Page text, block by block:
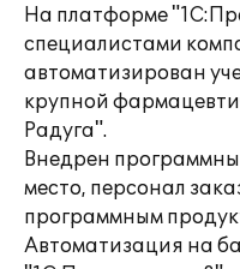
На платформе
специалистами
автоматизирован
крупной
Радуга".
Внедрен
место, персонал
программным
Автоматизация на